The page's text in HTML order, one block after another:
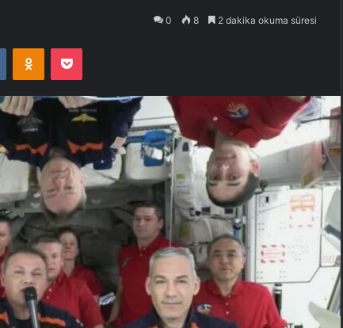
0 8 2 dakika okuma süresi
VKontakteOdnoklassniki
Pocket